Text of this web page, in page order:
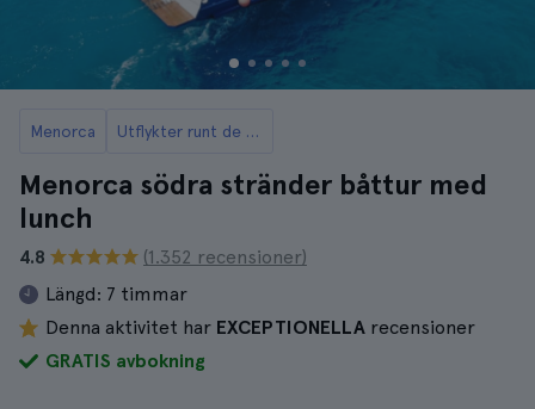
Menorca Utflykter runt de bästa stränderna i Menorca
Menorca södra stränder båttur med
lunch
4.8
(1.352 recensioner)
Längd: 7 timmar
Denna aktivitet har EXCEPTIONELLA recensioner
GRATIS avbokning